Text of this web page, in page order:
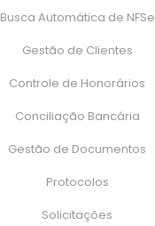
Busca Automática de NFSe
Gestão de Clientes
Controle de Honorários
Conciliação Bancária
Gestão de Documentos
Protocolos
Solicitações